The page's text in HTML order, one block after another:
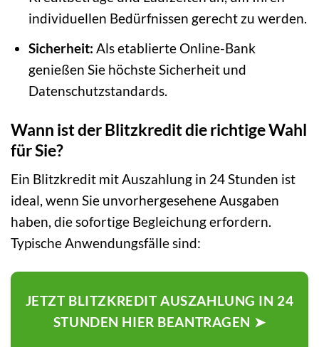
individuellen Bedürfnissen gerecht zu werden.
Sicherheit: Als etablierte Online-Bank
genießen Sie höchste Sicherheit und
Datenschutzstandards.
Wann ist der Blitzkredit die richtige Wahl
für Sie?
Ein Blitzkredit mit Auszahlung in 24 Stunden ist
ideal, wenn Sie unvorhergesehene Ausgaben
haben, die sofortige Begleichung erfordern.
Typische Anwendungsfälle sind:
JETZT BLITZKREDIT AUSZAHLUNG IN 24
STUNDEN HIER BEANTRAGEN ➤